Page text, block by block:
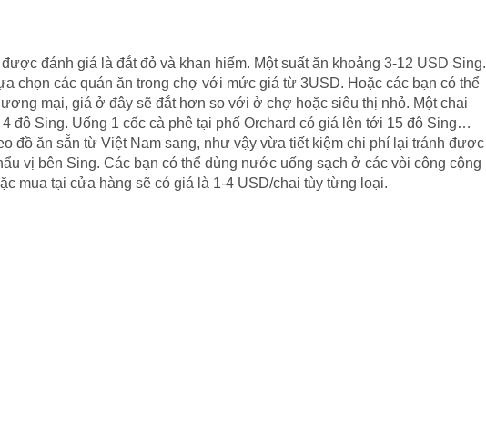
đánh giá là đắt đỏ và khan hiếm. Một suất ăn khoảng 3-12 USD Sing.
chọn các quán ăn trong chợ với mức giá từ 3USD. Hoặc các bạn có thể
mại, giá ở đây sẽ đắt hơn so với ở chợ hoặc siêu thị nhỏ. Một chai
đô Sing. Uống 1 cốc cà phê tại phố Orchard có giá lên tới 15 đô Sing…
đồ ăn sẵn từ Việt Nam sang, như vậy vừa tiết kiệm chi phí lại tránh được
vị bên Sing. Các bạn có thể dùng nước uống sạch ở các vòi công cộng
mua tại cửa hàng sẽ có giá là 1-4 USD/chai tùy từng loại.